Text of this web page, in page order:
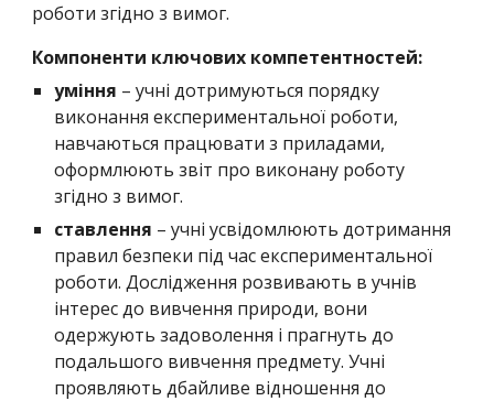
роботи згідно з вимог.
Компоненти ключових компетентностей:
уміння – учні дотримуються порядку
виконання експериментальної роботи,
навчаються працювати з приладами,
оформлюють звіт про виконану роботу
згідно з вимог.
ставлення – учні усвідомлюють дотримання
правил безпеки під час експериментальної
роботи. Дослідження розвивають в учнів
інтерес до вивчення природи, вони
одержують задоволення і прагнуть до
подальшого вивчення предмету. Учні
проявляють дбайливе відношення до